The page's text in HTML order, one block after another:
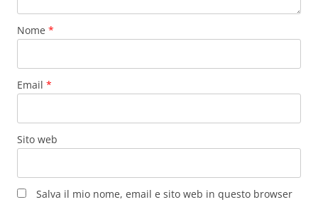
Nome *
Email *
Sito web
Salva il mio nome, email e sito web in questo browser